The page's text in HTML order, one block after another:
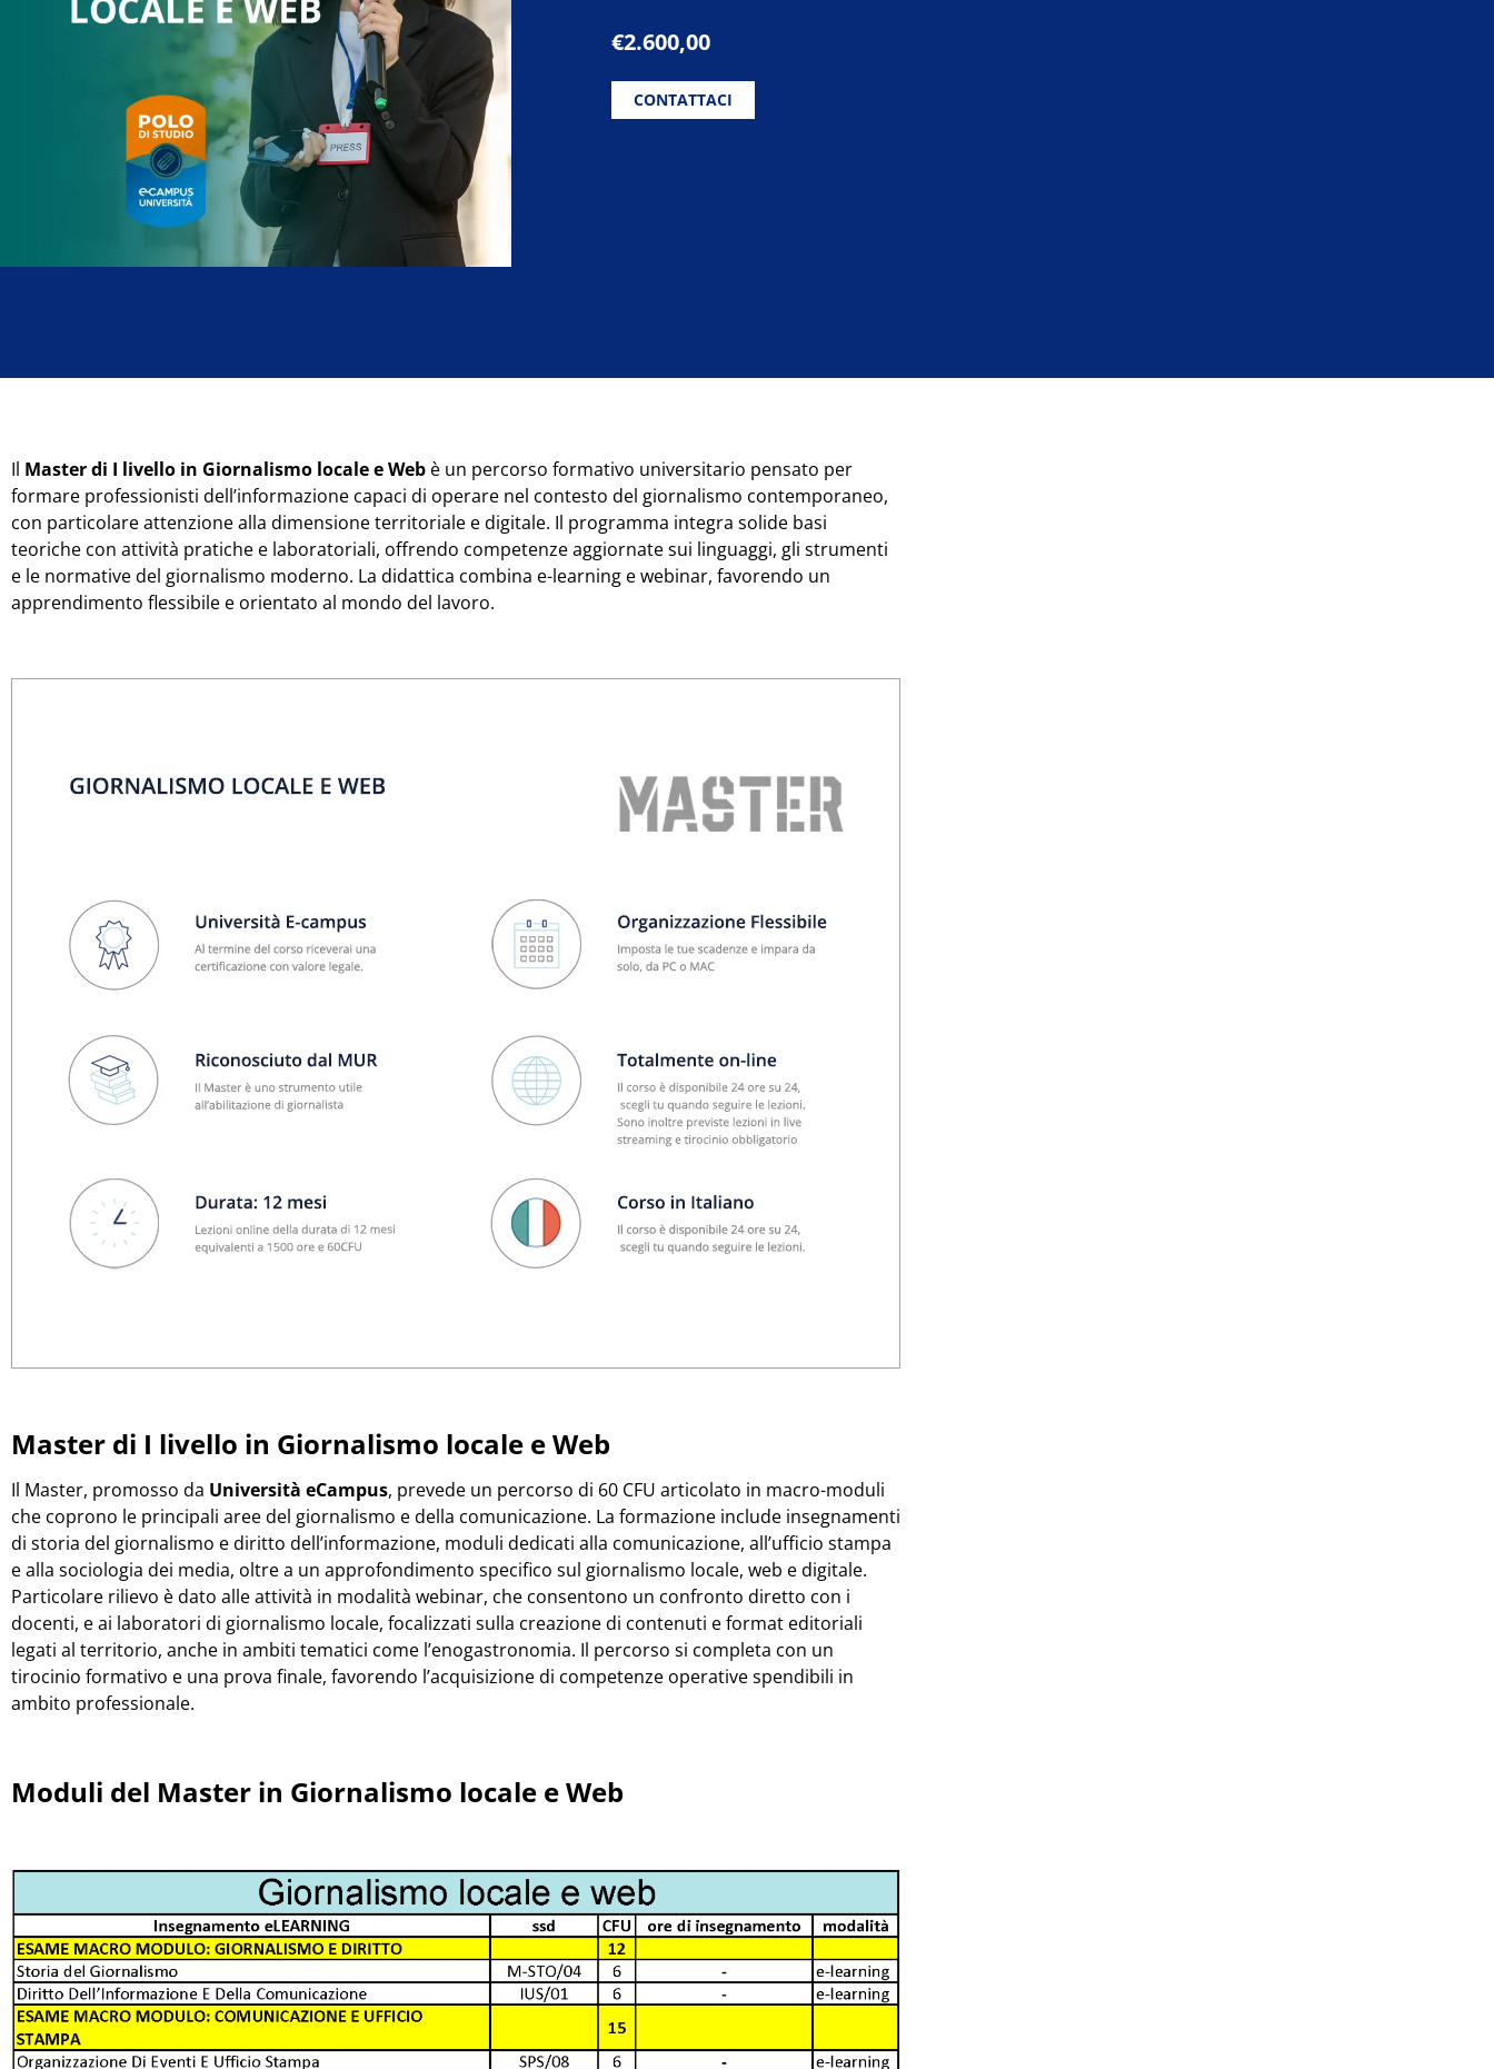
€2.600,00
CONTATTACI
Il Master di I livello in Giornalismo locale e Web è un percorso formativo universitario pensato per
formare professionisti dell’informazione capaci di operare nel contesto del giornalismo contemporaneo,
con particolare attenzione alla dimensione territoriale e digitale. Il programma integra solide basi
teoriche con attività pratiche e laboratoriali, offrendo competenze aggiornate sui linguaggi, gli strumenti
e le normative del giornalismo moderno. La didattica combina e-learning e webinar, favorendo un
apprendimento flessibile e orientato al mondo del lavoro.
Master di I livello in Giornalismo locale e Web
Il Master, promosso da Università eCampus, prevede un percorso di 60 CFU articolato in macro-moduli
che coprono le principali aree del giornalismo e della comunicazione. La formazione include insegnamenti
di storia del giornalismo e diritto dell’informazione, moduli dedicati alla comunicazione, all’ufficio stampa
e alla sociologia dei media, oltre a un approfondimento specifico sul giornalismo locale, web e digitale.
Particolare rilievo è dato alle attività in modalità webinar, che consentono un confronto diretto con i
docenti, e ai laboratori di giornalismo locale, focalizzati sulla creazione di contenuti e format editoriali
legati al territorio, anche in ambiti tematici come l’enogastronomia. Il percorso si completa con un
tirocinio formativo e una prova finale, favorendo l’acquisizione di competenze operative spendibili in
ambito professionale.
Moduli del Master in Giornalismo locale e Web